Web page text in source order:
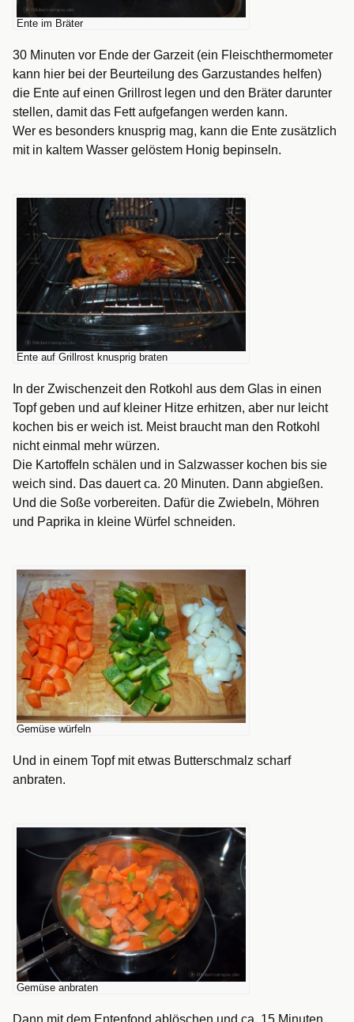
Ente im Bräter
30 Minuten vor Ende der Garzeit (ein Fleischthermometer
kann hier bei der Beurteilung des Garzustandes helfen)
die Ente auf einen Grillrost legen und den Bräter darunter
stellen, damit das Fett aufgefangen werden kann.
Wer es besonders knusprig mag, kann die Ente zusätzlich
mit in kaltem Wasser gelöstem Honig bepinseln.
Ente auf Grillrost knusprig braten
In der Zwischenzeit den Rotkohl aus dem Glas in einen
Topf geben und auf kleiner Hitze erhitzen, aber nur leicht
kochen bis er weich ist. Meist braucht man den Rotkohl
nicht einmal mehr würzen.
Die Kartoffeln schälen und in Salzwasser kochen bis sie
weich sind. Das dauert ca. 20 Minuten. Dann abgießen.
Und die Soße vorbereiten. Dafür die Zwiebeln, Möhren
und Paprika in kleine Würfel schneiden.
Gemüse würfeln
Und in einem Topf mit etwas Butterschmalz scharf
anbraten.
Gemüse anbraten
Dann mit dem Entenfond ablöschen und ca. 15 Minuten